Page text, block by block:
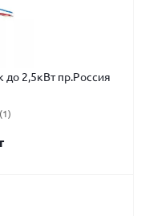
2,5кВт пр.Россия